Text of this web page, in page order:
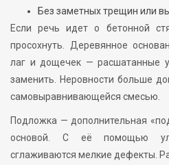
Без заметных трещин или
Если речь идет о бетонной
просохнуть. Деревянное
лаг и дощечек — расшатанные
заменить. Неровности больше
самовыравнивающейся смесью.
Подложка — дополнительная
основой. С её помощью
сглаживаются мелкие дефекты.